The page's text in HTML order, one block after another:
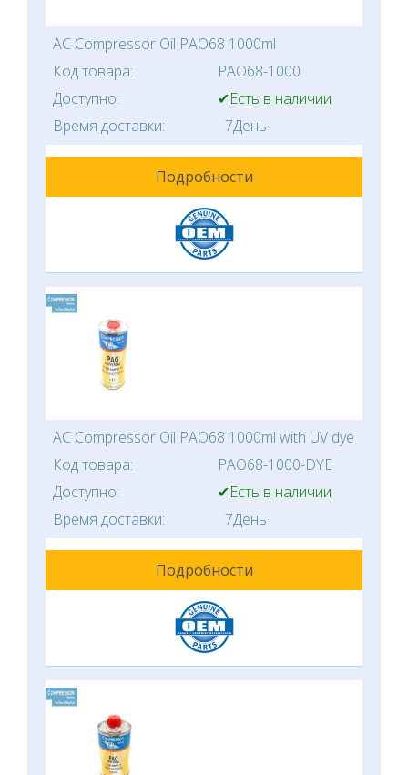
AC Compressor Oil PAO68 1000ml
Код товара:
PAO68-1000
Доступно:
✔Есть в наличии
Время доставки:
7День
Подробности
AC Compressor Oil PAO68 1000ml with UV dye
Код товара:
PAO68-1000-DYE
Доступно:
✔Есть в наличии
Время доставки:
7День
Подробности